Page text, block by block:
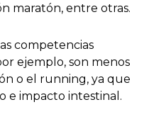
maratón, entre otras.
competencias
ejemplo, son menos
o el running, ya que
e impacto intestinal.